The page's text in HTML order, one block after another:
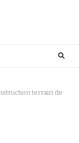
terrain de